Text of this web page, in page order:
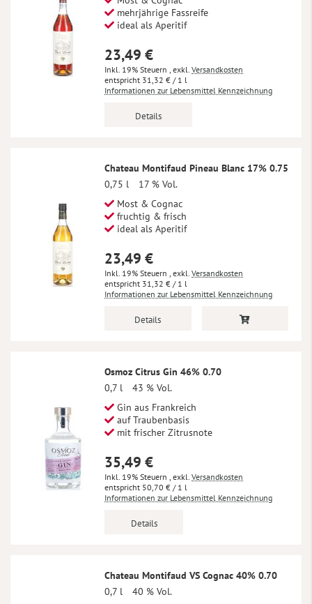
mehrjährige Fassreife
ideal als Aperitif
23,49 €
Inkl. 19% Steuern , exkl. Versandkosten
31,32 € / 1 l
Informationen zur Lebensmittel Kennzeichnung
Details
Chateau Montifaud Pineau Blanc 17% 0.75
0,75 l
17 % Vol.
Most & Cognac
fruchtig & frisch
ideal als Aperitif
23,49 €
Inkl. 19% Steuern , exkl. Versandkosten
31,32 € / 1 l
Informationen zur Lebensmittel Kennzeichnung
Details
Osmoz Citrus Gin 46% 0.70
0,7 l
43 % Vol.
Gin aus Frankreich
auf Traubenbasis
mit frischer Zitrusnote
35,49 €
Inkl. 19% Steuern , exkl. Versandkosten
50,70 € / 1 l
Informationen zur Lebensmittel Kennzeichnung
Details
Chateau Montifaud VS Cognac 40% 0.70
0,7 l
40 % Vol.